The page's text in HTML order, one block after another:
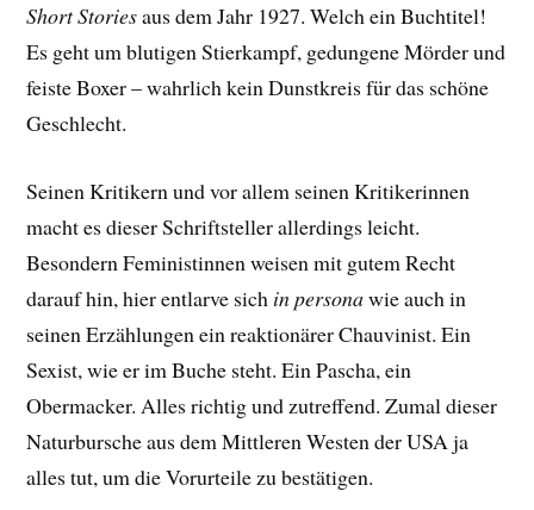
Short Storiesaus dem Jahr 1927. Welch ein Buchtitel!
Es geht um blutigen Stierkampf, gedungene Mörder und
feiste Boxer – wahrlich kein Dunstkreis für das schöne
Geschlecht.
Seinen Kritikern und vor allem seinen Kritikerinnen
macht es dieser Schriftsteller allerdings leicht.
Besondern Feministinnen weisen mit gutem Recht
darauf hin, hier entlarve sich in personawie auch in
seinen Erzählungen ein reaktionärer Chauvinist. Ein
Sexist, wie er im Buche steht. Ein Pascha, ein
Obermacker. Alles richtig und zutreffend. Zumal dieser
Naturbursche aus dem Mittleren Westen der USA ja
alles tut, um die Vorurteile zu bestätigen.